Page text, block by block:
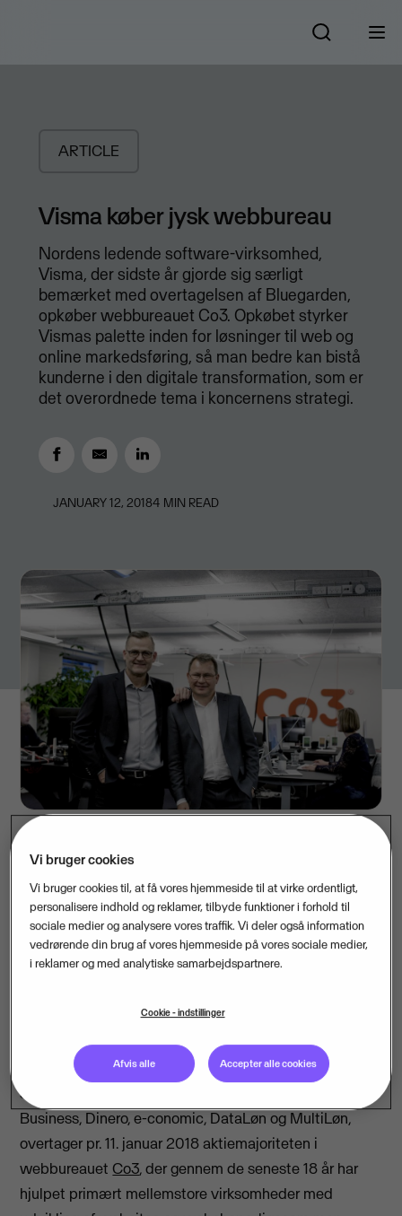
ARTICLE
Visma køber jysk webbureau
Nordens ledende software-virksomhed,
Visma, der sidste år gjorde sig særligt
bemærket med overtagelsen af Bluegarden,
opkøber webbureauet Co3. Opkøbet styrker
Vismas palette inden for løsninger til web og
online markedsføring, så man bedre kan bistå
kunderne i den digitale transformation, som er
det overordnede tema i koncernens strategi.
JANUARY 12, 20184 MIN READ
Nordens ledende software-virksomhed, Visma, der
sidste år gjorde sig særligt bemærket med
overtagelsen af Bluegarden, opkøber webbureauet
Co3. Opkøbet styrker Vismas palette inden for
bedre kan bistå kunderne i den digitale transformation,
Visma, der herhjemme er særligt kendt for
softwareløsninger til løn og bogholderi såsom Visma
Business, Dinero, e-conomic, DataLøn og MultiLøn,
overtager pr. 11. januar 2018 aktiemajoriteten i
webbureauet Co3, der gennem de seneste 18 år har
hjulpet primært mellemstore virksomheder med
Vi bruger cookies
Vi bruger cookies til, at få vores hjemmeside til at virke ordentligt,
personalisere indhold og reklamer, tilbyde funktioner i forhold til
sociale medier og analysere vores traffik. Vi deler også information
vedrørende din brug af vores hjemmeside på vores sociale medier,
i reklamer og med analytiske samarbejdspartnere.
Cookie - indstillinger
Afvis alle Accepter alle cookies